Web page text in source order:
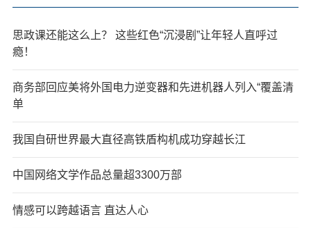
思政课还能这么上？ 这些红色“沉浸剧”让年轻人直呼过
瘾！
商务部回应美将外国电力逆变器和先进机器人列入“覆盖清
单
我国自研世界最大直径高铁盾构机成功穿越长江
中国网络文学作品总量超3300万部
情感可以跨越语言 直达人心